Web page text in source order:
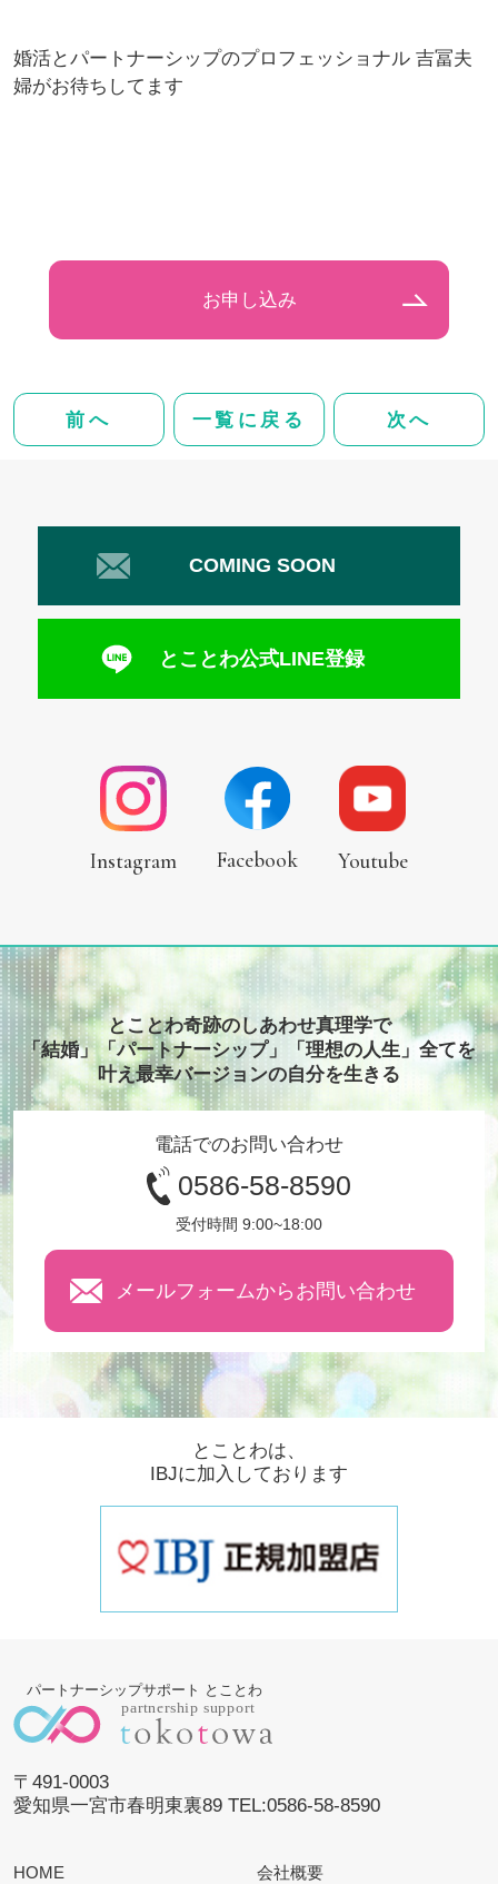
婚活とパートナーシップのプロフェッショナル 吉冨夫
婦がお待ちしてます
お申し込み
前へ 一覧に戻る 次へ
COMING SOON
とことわ公式LINE登録
Instagram Facebook Youtube
とことわ奇跡のしあわせ真理学で
「結婚」「パートナーシップ」「理想の人生」全てを
叶え最幸バージョンの自分を生きる
電話でのお問い合わせ
0586-58-8590
受付時間 9:00~18:00
メールフォームからお問い合わせ
とことわは、
IBJに加入しております
パートナーシップサポート とことわ
〒491-0003
愛知県一宮市春明東裏89 TEL:0586-58-8590
HOME 会社概要